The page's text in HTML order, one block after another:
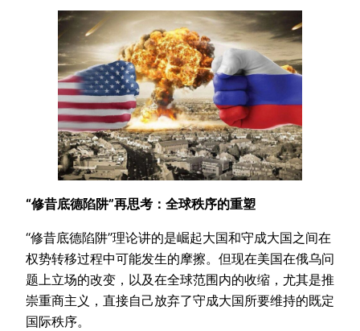
“修昔底德陷阱”再思考：全球秩序的重塑
“修昔底德陷阱”理论讲的是崛起大国和守成大国之间在
权势转移过程中可能发生的摩擦。但现在美国在俄乌问
题上立场的改变，以及在全球范围内的收缩，尤其是推
崇重商主义，直接自己放弃了守成大国所要维持的既定
国际秩序。